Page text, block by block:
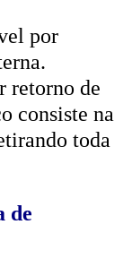
por
retorno de
consiste na
toda
de